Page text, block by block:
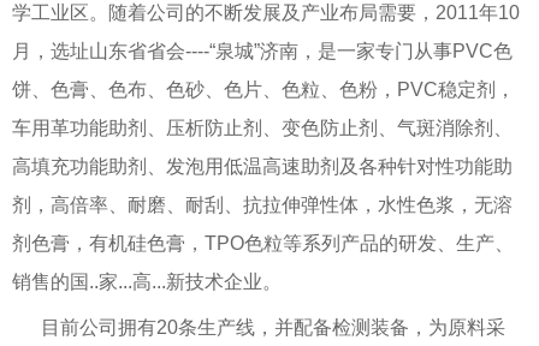
学工业区。随着公司的不断发展及产业布局需要，2011年10
月，选址山东省省会----“泉城”济南，是一家专门从事PVC色
饼、色膏、色布、色砂、色片、色粒、色粉，PVC稳定剂，
车用革功能助剂、压析防止剂、变色防止剂、气斑消除剂、
高填充功能助剂、发泡用低温高速助剂及各种针对性功能助
剂，高倍率、耐磨、耐刮、抗拉伸弹性体，水性色浆，无溶
剂色膏，有机硅色膏，TPO色粒等系列产品的研发、生产、
销售的国..家...高...新技术企业。
目前公司拥有20条生产线，并配备检测装备，为原料采